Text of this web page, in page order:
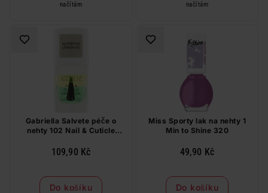
načítám
načítám
Gabriella Salvete péče o
nehty 102 Nail & Cuticle
109,90 Kč
Do košíku
Miss Sporty lak na nehty 1
Min to Shine 320
49,90 Kč
Do košíku